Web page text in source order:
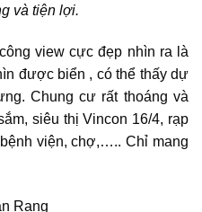
và tiện lợi.
view cực đẹp nhìn ra là
được biển , có thể thấy dự
Chung cư rất thoáng và
siêu thị Vincon 16/4, rạp
viện, chợ,….. Chỉ mang